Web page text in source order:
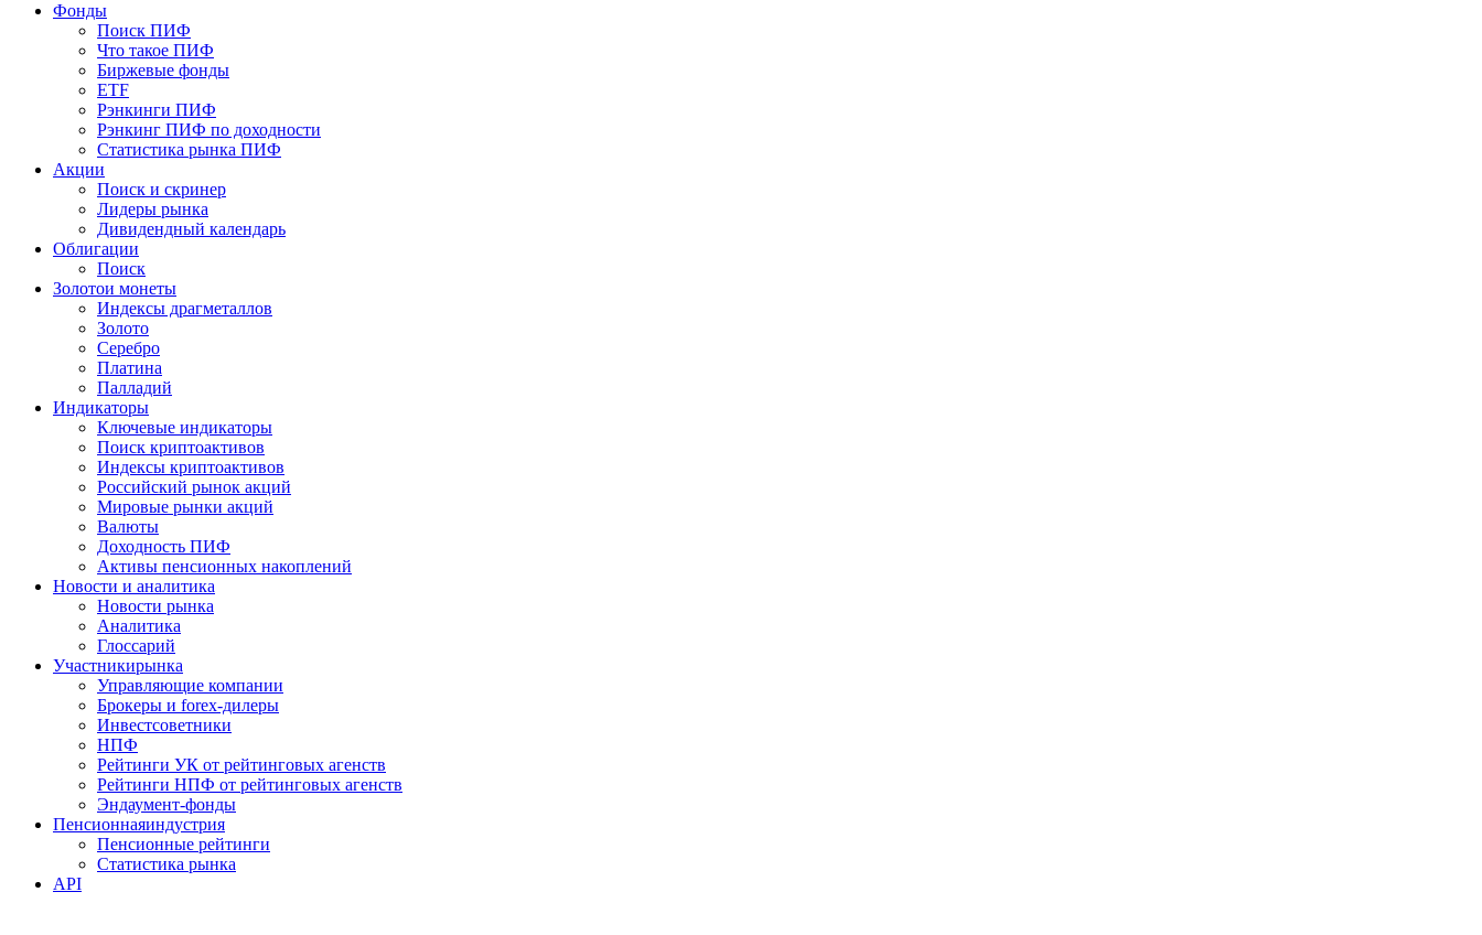
Фонды
Поиск ПИФ
Что такое ПИФ
Биржевые фонды
ETF
Рэнкинги ПИФ
Рэнкинг ПИФ по доходности
Статистика рынка ПИФ
Акции
Поиск и скринер
Лидеры рынка
Дивидендный календарь
Облигации
Поиск
Золотои монеты
Индексы драгметаллов
Золото
Серебро
Платина
Палладий
Индикаторы
Ключевые индикаторы
Поиск криптоактивов
Индексы криптоактивов
Российский рынок акций
Мировые рынки акций
Валюты
Доходность ПИФ
Активы пенсионных накоплений
Новости и аналитика
Новости рынка
Аналитика
Глоссарий
Участникирынка
Управляющие компании
Брокеры и forex-дилеры
Инвестсоветники
НПФ
Рейтинги УК от рейтинговых агенств
Рейтинги НПФ от рейтинговых агенств
Эндаумент-фонды
Пенсионнаяиндустрия
Пенсионные рейтинги
Статистика рынка
API